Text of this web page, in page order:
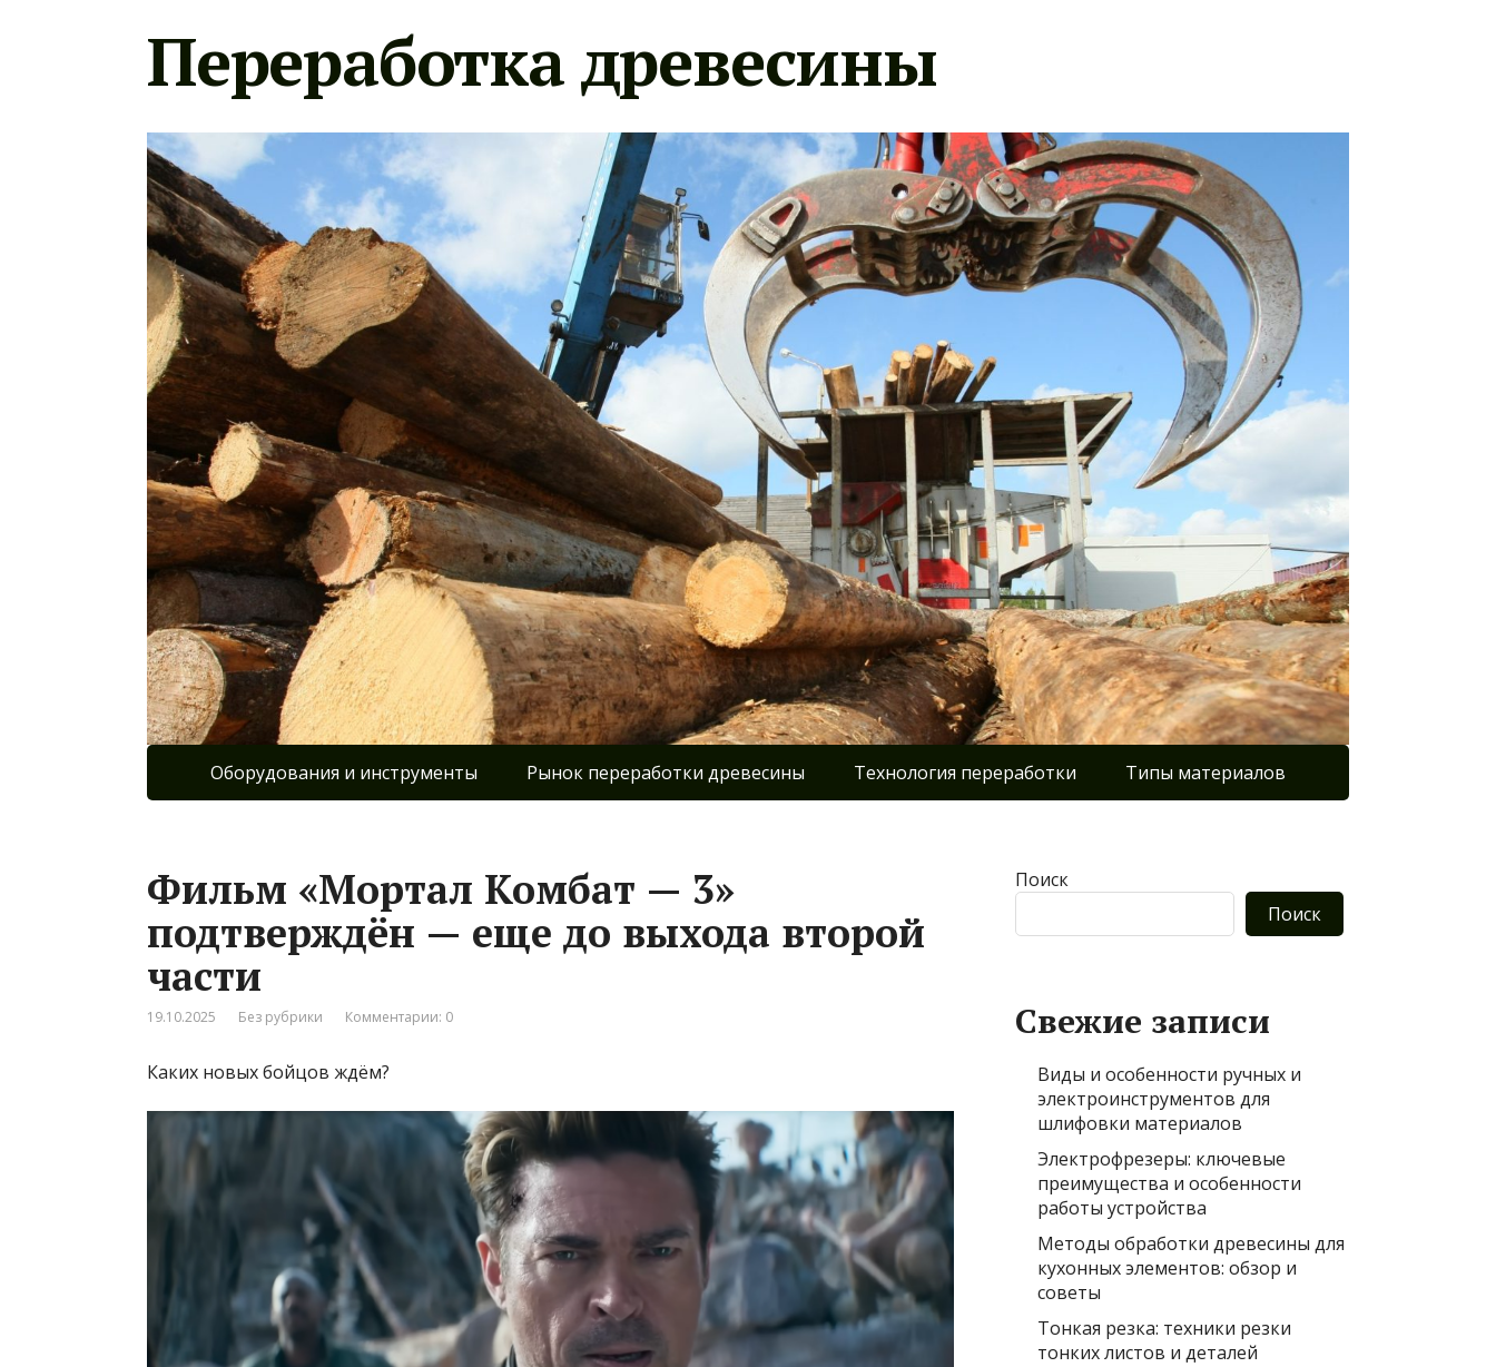
Переработка древесины
Оборудования и инструменты Рынок переработки древесины Технология переработки Типы материалов
Фильм «Мортал Комбат — 3»
подтверждён — еще до выхода второй
части
19.10.2025 Без рубрики Комментарии: 0
Каких новых бойцов ждём?
Поиск
Поиск
Свежие записи
Виды и особенности ручных и
электроинструментов для
шлифовки материалов
Электрофрезеры: ключевые
преимущества и особенности
работы устройства
Методы обработки древесины для
кухонных элементов: обзор и
советы
Тонкая резка: техники резки
тонких листов и деталей